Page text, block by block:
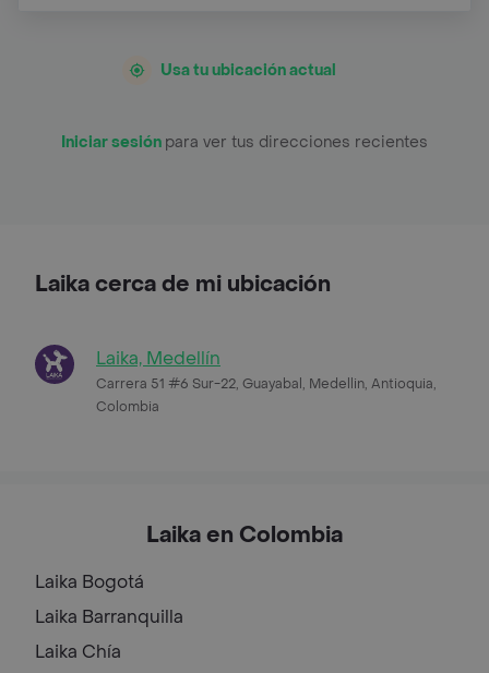
Usa tu ubicación actual
Iniciar sesión para ver tus direcciones recientes
Laika cerca de mi ubicación
Laika, Medellín
Carrera 51 #6 Sur-22, Guayabal, Medellin, Antioquia,
Colombia
Laika en Colombia
Laika Bogotá
Laika Barranquilla
Laika Chía